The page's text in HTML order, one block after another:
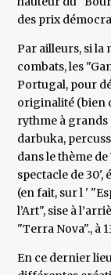
des prix
Par ailleurs, si la
combats, les
Portugal, pour
originalité (bien
rythme à grands
darbuka,
dans le thème
spectacle de
(en fait, sur l '
l’Art", sise à
"Terra Nova"., à
En ce dernier